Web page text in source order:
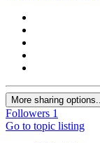
More sharing options...
Followers 1
Go to topic listing